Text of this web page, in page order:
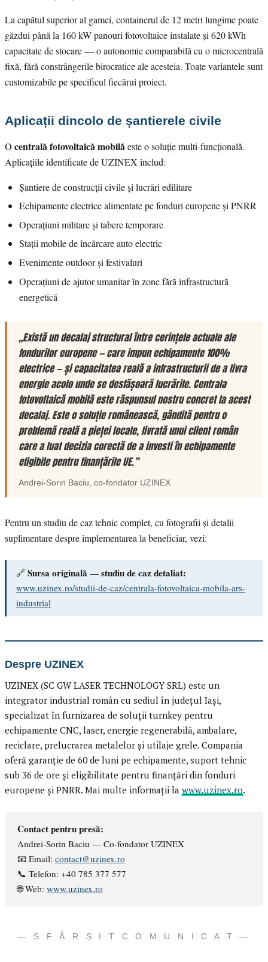
La capătul superior al gamei, containerul de 12 metri lungime poate
găzdui până la 160 kW panouri fotovoltaice instalate și 620 kWh
capacitate de stocare — o autonomie comparabilă cu o microcentrală
fixă, fără constrângerile birocratice ale acesteia. Toate variantele sunt
customizabile pe specificul fiecărui proiect.
Aplicații dincolo de șantierele civile
O centrală fotovoltaică mobilăeste o soluție multi-funcțională.
Aplicațiile identificate de UZINEX includ:
Șantiere de construcții civile și lucrări edilitare
Echipamente electrice alimentate pe fonduri europene și PNRR
Operațiuni militare și tabere temporare
Stații mobile de încărcare auto electric
Evenimente outdoor și festivaluri
Operațiuni de ajutor umanitar în zone fără infrastructură
energetică
„Există un decalaj structural între cerințele actuale ale
fondurilor europene — care impun echipamente 100%
electrice — și capacitatea reală a infrastructurii de a livra
energie acolo unde se desfășoară lucrările. Centrala
fotovoltaică mobilă este răspunsul nostru concret la acest
decalaj. Este o soluție românească, gândită pentru o
problemă reală a pieței locale, livrată unui client român
care a luat decizia corectă de a investi în echipamente
eligibile pentru finanțările UE.”
Andrei-Sorin Baciu, co-fondator UZINEX
Pentru un studiu de caz tehnic complet, cu fotografii și detalii
suplimentare despre implementarea la beneficiar, vezi:
🔗 Sursa originală — studiu de caz detaliat:
www.uzinex.ro/studii-de-caz/centrala-fotovoltaica-mobila-ars-
industrial
Despre UZINEX
UZINEX (SC GW LASER TECHNOLOGY SRL) este un
integrator industrial român cu sediul în județul Iași,
specializat în furnizarea de soluții turnkey pentru
echipamente CNC, laser, energie regenerabilă, ambalare,
reciclare, prelucrarea metalelor și utilaje grele. Compania
oferă garanție de 60 de luni pe echipamente, suport tehnic
sub 36 de ore și eligibilitate pentru finanțări din fonduri
europene și PNRR. Mai multe informații la www.uzinex.ro.
Contact pentru presă:
Andrei-Sorin Baciu — Co-fondator UZINEX
📧 Email: contact@uzinex.ro
📞 Telefon: +40 785 377 577
🌐 Web: www.uzinex.ro
— S F Â R Ș I T C O M U N I C A T —